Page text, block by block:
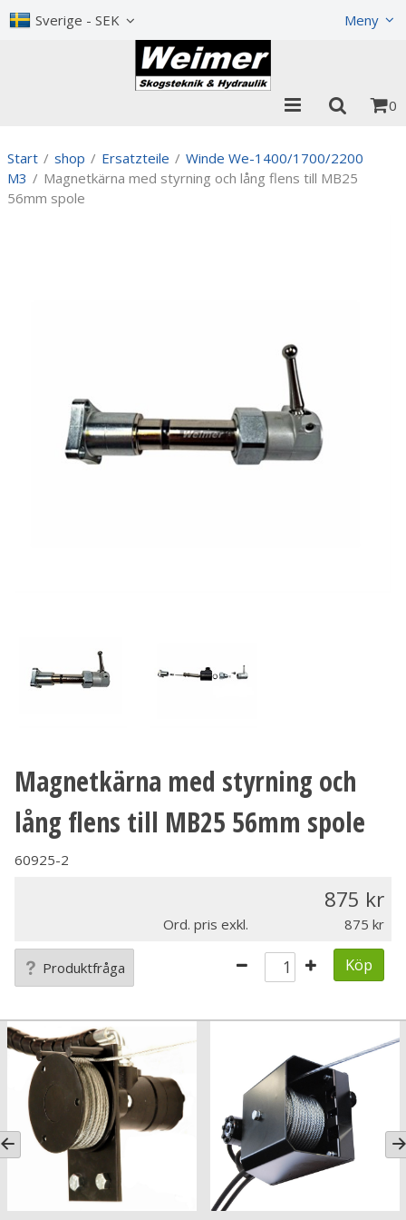
Sverige - SEK Meny
0
Start / shop / Ersatzteile / Winde We-1400/1700/2200
M3 / Magnetkärna med styrning och lång flens till MB25
56mm spole
Magnetkärna med styrning och
lång flens till MB25 56mm spole
60925-2
875
Ord. pris exkl. 875
Produktfråga Köp